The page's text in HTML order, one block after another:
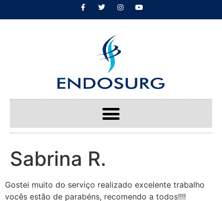
Sabrina R.
Gostei muito do serviço realizado excelente trabalho
vocês estão de parabéns, recomendo a todos!!!!